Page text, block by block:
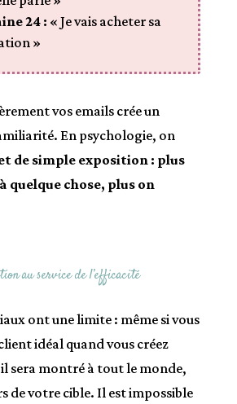
24 : « Je vais acheter sa
»
vos emails crée un
En psychologie, on
de simple exposition : plus
quelque chose, plus on
au service de l’efficacité
ont une limite : même si vous
idéal quand vous créez
sera montré à tout le monde,
de votre cible. Il est impossible